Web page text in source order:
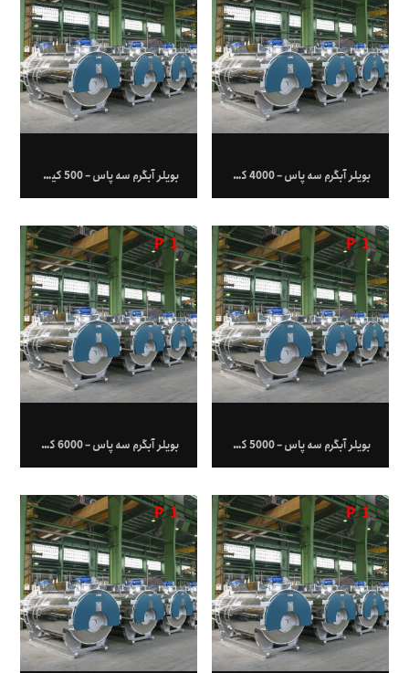
بویلر آبگرم سه پاس – 4000 کیلووات بویلر آبگرم سه پاس – 500 کیلووات
بویلر آبگرم سه پاس – 5000 کیلووات
P1
بویلر آبگرم سه پاس – 6000 کیلووات
P1
P1
P1